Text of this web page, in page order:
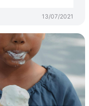
13/07/2021